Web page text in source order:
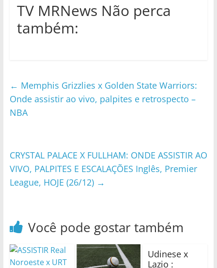
TV MRNews Não perca
também:
← Memphis Grizzlies x Golden State Warriors:
Onde assistir ao vivo, palpites e retrospecto –
NBA
CRYSTAL PALACE X FULLHAM: ONDE ASSISTIR AO
VIVO, PALPITES E ESCALAÇÕES Inglês, Premier
League, HOJE (26/12) →
Você pode gostar também
Udinese x
Lazio :